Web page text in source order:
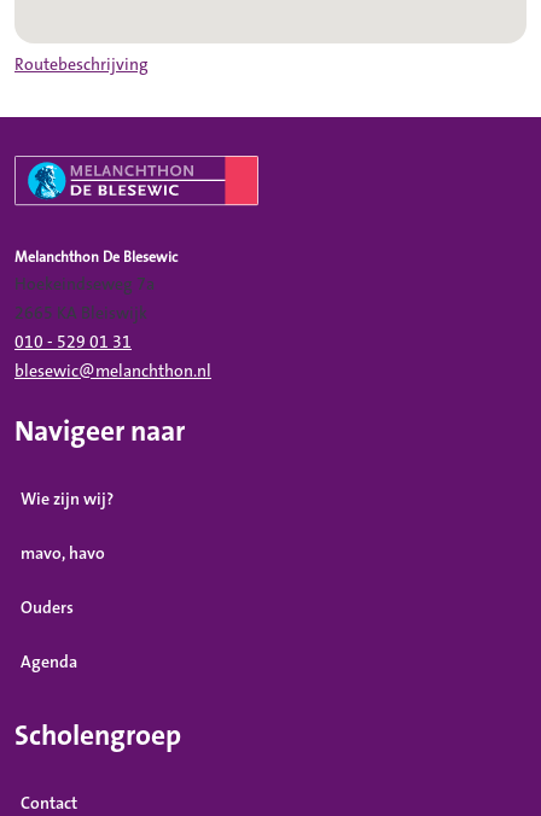
Melanchthon De Blesewic op de kaart
Routebeschrijving
Melanchthon De Blesewic
Hoekeindseweg 7a
2665 KA Bleiswijk
010 - 529 01 31
blesewic@melanchthon.nl
Navigeer naar
Wie zijn wij?
mavo, havo
Ouders
Agenda
Scholengroep
Contact